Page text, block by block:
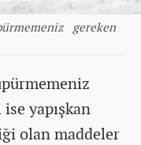
gereken
yapışkan
olan maddeler